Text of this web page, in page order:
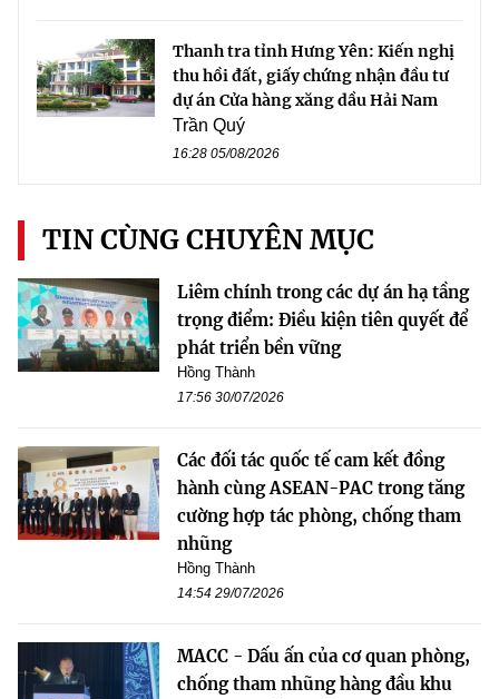
Thanh tra tỉnh Hưng Yên: Kiến nghị
thu hồi đất, giấy chứng nhận đầu tư
dự án Cửa hàng xăng dầu Hải Nam
Trần Quý
16:28 05/08/2026
TIN CÙNG CHUYÊN MỤC
Liêm chính trong các dự án hạ tầng
trọng điểm: Điều kiện tiên quyết để
phát triển bền vững
Hồng Thành
17:56 30/07/2026
Các đối tác quốc tế cam kết đồng
hành cùng ASEAN-PAC trong tăng
cường hợp tác phòng, chống tham
nhũng
Hồng Thành
14:54 29/07/2026
MACC - Dấu ấn của cơ quan phòng,
chống tham nhũng hàng đầu khu